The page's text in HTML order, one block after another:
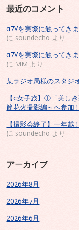
最近のコメント
α7Vを実際に触ってき
に soundecho より
α7Vを実際に触ってき
に MM より
某ラジオ局様のスタジ
【α女子旅】①「美し
筒花火撮影編～へ参加
【撮影会終了】一年越
に soundecho より
アーカイブ
2026年8月
2026年7月
2026年6月